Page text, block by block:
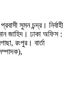
সুমন চন্দ্র। নির্বাহী
জাহিদ। ঢাকা অফিস :
রংপুর। বার্তা